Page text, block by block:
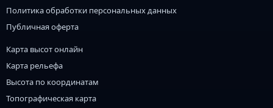
Политика обработки персональных данных
Публичная оферта
Карта высот онлайн
Карта рельефа
Высота по координатам
Топографическая карта